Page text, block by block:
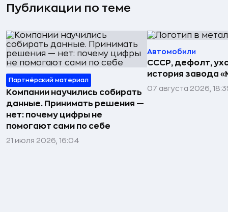
Публикации по теме
Партнёрский материал
Компании научились собирать
данные. Принимать решения —
нет: почему цифры не
помогают сами по себе
21 июля 2026, 16:04
Автомобили
СССР, дефолт,
история завода
07 августа 2026,